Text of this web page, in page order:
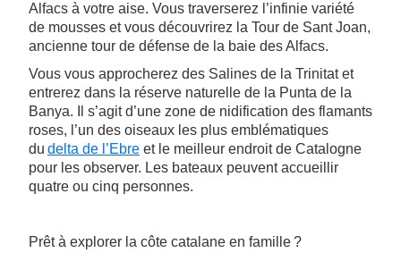
Alfacs à votre aise. Vous traverserez l’infinie variété
de mousses et vous découvrirez la Tour de Sant Joan,
ancienne tour de défense de la baie des Alfacs.
Vous vous approcherez des Salines de la Trinitat et
entrerez dans la réserve naturelle de la Punta de la
Banya. Il s’agit d’une zone de nidification des flamants
roses, l’un des oiseaux les plus emblématiques
du delta de l’Ebre et le meilleur endroit de Catalogne
pour les observer. Les bateaux peuvent accueillir
quatre ou cinq personnes.
Prêt à explorer la côte catalane en famille ?